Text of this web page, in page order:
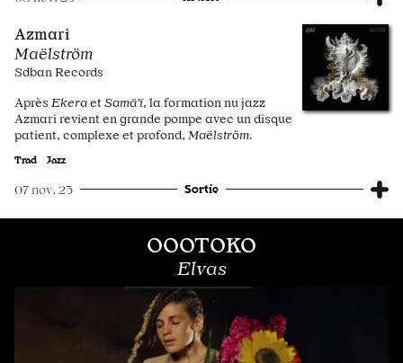
Azmari
Maëlström
Sdban Records
Après EkeraetSamā’ī, la formation nu jazz
Azmari revient en grande pompe avec un disque
patient, complexe et profond, Maëlström.
Trad Jazz
07 nov. 23 Sortie
OOOTOKO
Elvas